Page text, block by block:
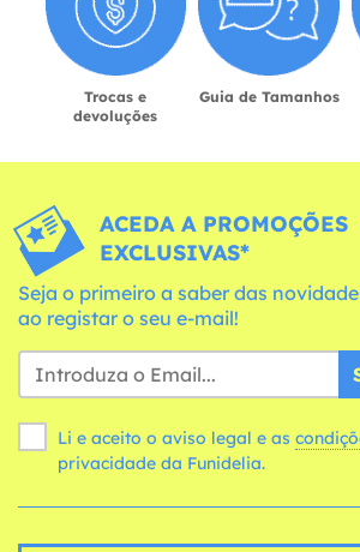
Trocas e
devoluções
Guia de Tamanhos
ACEDA A PROMOÇÕES
EXCLUSIVAS*
Seja o primeiro a saber das
ao registar o seu e-mail!
Li e aceito o aviso legal e as
privacidade da Funidelia.